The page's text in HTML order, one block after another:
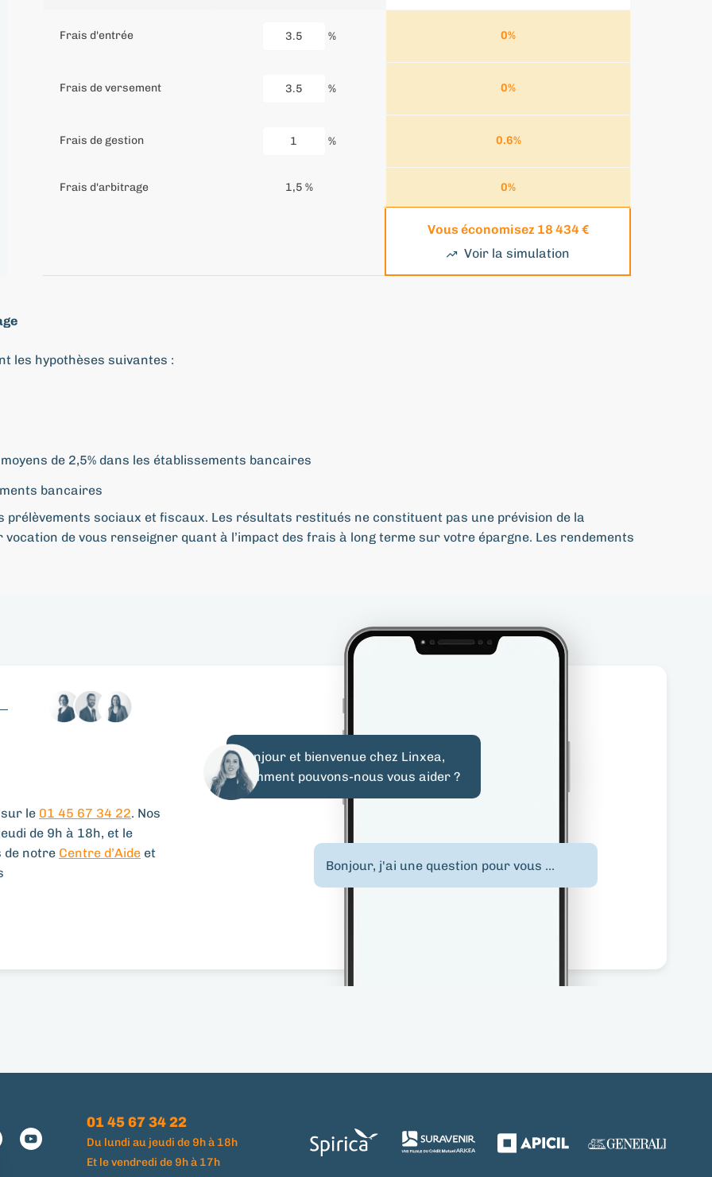
Frais d'entrée % 0%
Frais de versement % 0%
Frais de gestion % 0.6%
Frais d'arbitrage 1,5 % 0%
Vous économisez18 434 €
Voir la simulation
les hypothèses suivantes :
de 2,5% dans les établissements bancaires
bancaires
sociaux et fiscaux. Les résultats restitués ne constituent pas une prévision de la
de vous renseigner quant à l’impact des frais à long terme sur votre épargne. Les rendements
Bonjour et bienvenue chez Linxea,
comment pouvons-nous vous aider ?
Bonjour, j'ai une question pour vous ...
le 01 45 67 34 22. Nos
de 9h à 18h, et le
de notre Centre d’Aide et
01 45 67 34 22
Du lundi au jeudi de 9h à 18h
Et le vendredi de 9h à 17h